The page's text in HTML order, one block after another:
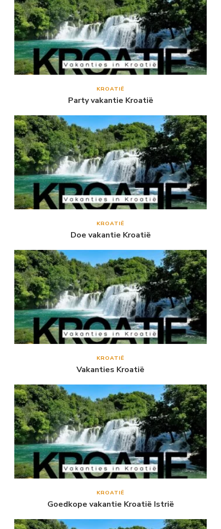
KROATIË
Party vakantie Kroatië
KROATIË
Doe vakantie Kroatië
KROATIË
Vakanties Kroatië
KROATIË
Goedkope vakantie Kroatië Istrië